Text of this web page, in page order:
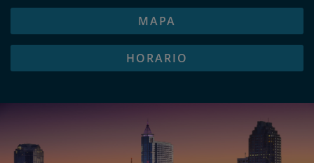
MAPA
HORARIO